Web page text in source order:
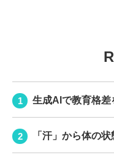
生成AIで教育格差
「汗」から体の